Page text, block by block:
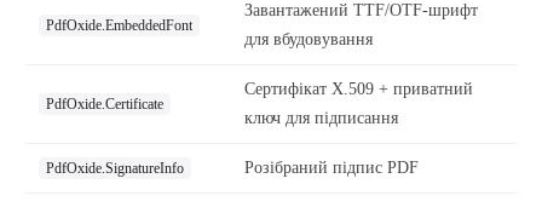
PdfOxide.EmbeddedFont
Завантажений TTF/OTF-шрифт
для вбудовування
PdfOxide.Certificate
Сертифікат X.509 + приватний
ключ для підписання
PdfOxide.SignatureInfo Розібраний підпис PDF